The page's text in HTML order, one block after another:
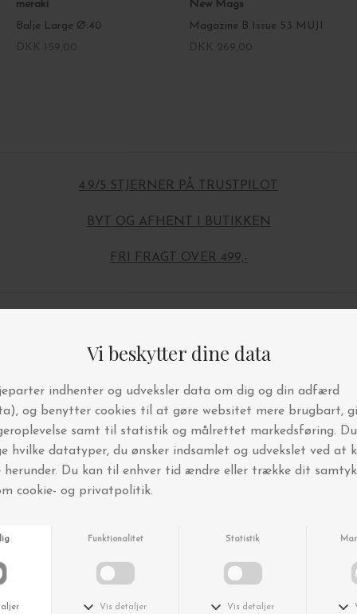
meraki
Balje Large Ø:40
New Mags
Magazine B Issue 53 MUJI
4.9/5 STJERNER PÅ TRUSTPILOT
BYT OG AFHENT I BUTIKKEN
FRI FRAGT OVER 499,-
Andre købte også